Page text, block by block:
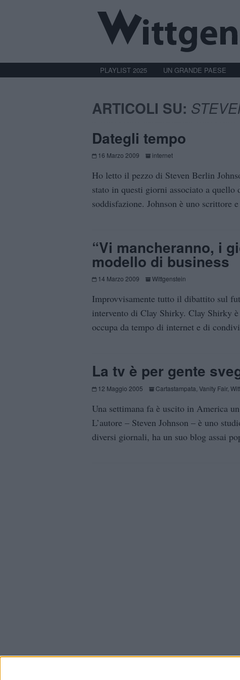
PLAYLIST 2025 UN GRANDE PAESE
ARTICOLI SU:
Dategli tempo
16 Marzo 2009 internet
Ho letto il pezzo di Steven Berlin
stato in questi giorni associato a
soddisfazione. Johnson è uno scrittore
“Vi mancheranno, i
modello di business
14 Marzo 2009 Wittgenstein
Improvvisamente tutto il dibattito sul
intervento di Clay Shirky. Clay Shirky
occupa da tempo di internet e di
La tv è per gente
12 Maggio 2005 Cartastampata Vanity Fair,
Una settimana fa è uscito in America
L’autore – Steven Johnson – è uno
diversi giornali, ha un suo blog assai